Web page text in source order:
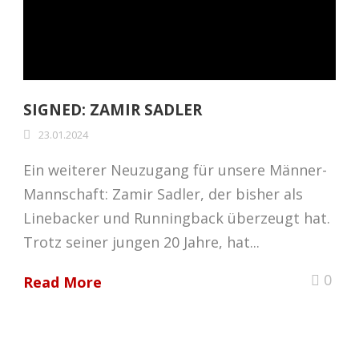
SIGNED: ZAMIR SADLER
23.01.2024
Ein weiterer Neuzugang für unsere Männer-
Mannschaft: Zamir Sadler, der bisher als
Linebacker und Runningback überzeugt hat.
Trotz seiner jungen 20 Jahre, hat...
Read More 0